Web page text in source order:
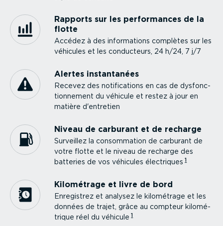
Rapports sur les perfor­mances de la
flotte
Accédez à des infor­ma­tions complètes sur les
véhicules et les conducteurs, 24 h/24, 7 j/7
Alertes instan­tanées
Recevez des notifi­ca­tions en cas de dysfonc­
tion­nement du véhicule et restez à jour en
matière d'entretien
Niveau de carburant et de recharge
Surveillez la consom­mation de carburant de
votre flotte et le niveau de recharge des
batteries de vos véhicules électriques 1
Kilométrage et livre de bord
Enregistrez et analysez le kilométrage et les
données de trajet, grâce au compteur kilomé­
trique réel du véhicule 1